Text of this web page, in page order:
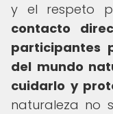
y el respeto
contacto
participantes
del mundo
cuidarlo y
naturaleza no